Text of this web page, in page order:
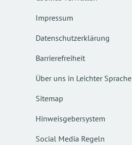
Impressum
Datenschutzerklärung
Barrierefreiheit
Über uns in Leichter Sprache
Sitemap
Hinweisgebersystem
Social Media Regeln